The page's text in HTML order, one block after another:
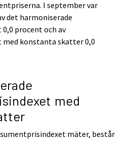
I september var
det harmoniserade
procent och av
konstanta skatter 0,0
med
mäter, består